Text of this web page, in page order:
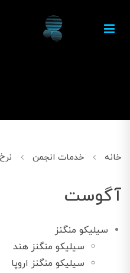
خانه خدمات انجمن نرخ
آگوست
سیلیکو منگنز
سیلیکو منگنز هند
سیلیکو منگنز اروپا